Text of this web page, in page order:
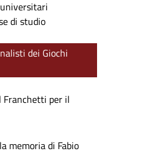
di studio
dei Giochi
Franchetti per il
memoria di Fabio